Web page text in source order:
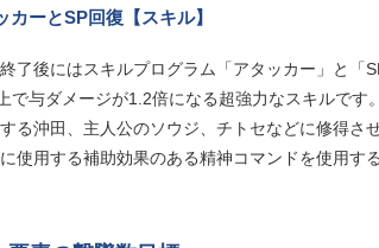
カーとSP回復【スキル】
了後にはスキルプログラム「アタッカー」と「
で与ダメージが1.2倍になる超強力なスキルです
する沖田、主人公のソウジ、チトセなどに修得さ
使用する補助効果のある精神コマンドを使用す